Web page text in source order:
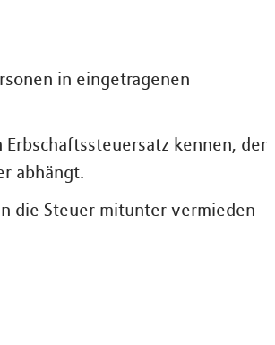
in eingetragenen
kennen, der
abhängt.
die Steuer mitunter vermieden